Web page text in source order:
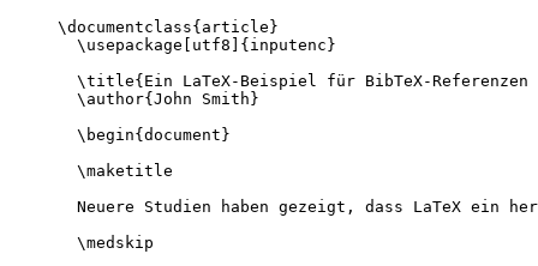
\documentclass{ article }
\usepackage
utf8 ]{ inputenc }
\title{Ein LaTeX-Beispiel für BibTeX-
\author{John Smith}
\begin{ document }
\maketitle
Neuere Studien haben gezeigt, dass LaTeX ein
\medskip